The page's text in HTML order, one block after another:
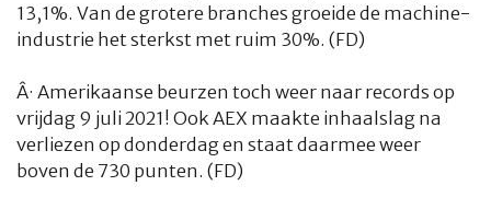
13,1%. Van de grotere branches groeide de machine-
industrie het sterkst met ruim 30%. (FD)
Â· Amerikaanse beurzen toch weer naar records op
vrijdag 9 juli 2021! Ook AEX maakte inhaalslag na
verliezen op donderdag en staat daarmee weer
boven de 730 punten. (FD)